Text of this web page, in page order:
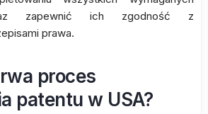
zapewnić ich zgodność z
prawa.
proces
patentu w USA?